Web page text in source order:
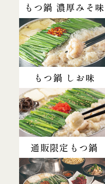
もつ鍋 濃厚みそ味
もつ鍋 しお味
通販限定もつ鍋